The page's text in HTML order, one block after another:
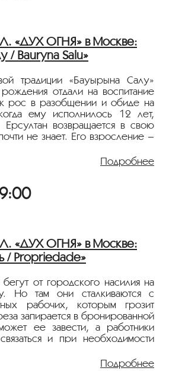
ОГНЯ» в Москве:
/ Bauryna Salu»
традиции «Бауырына Салу»
отдали на воспитание
рос в разобщении и обиде на
ему исполнилось 12 лет,
возвращается в свою
не знает. Его взросление –
особенно с отцом.
Асхат Кучинчиреков
Елеубек
Ерман, Айдос Ауесбай, Бигайша
Кучинчиреков, Анна Качко
«ASKHATFILM»
на языке оригинала с
Родился в 1982 году. Окончил
Карьеру в кино начал
Подробнее
ОГНЯ» в Москве:
/ Propriedade»
от городского насилия на
Но там они сталкиваются с
рабочих, которым грозит
запирается в бронированной
ее завести, а работники
и при необходимости
быть недостаточно, чтобы
Подробнее